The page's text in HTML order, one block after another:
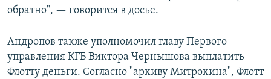
обратно", — говорится в досье.
Андропов также уполномочил главу Первого
управления КГБ Виктора Чернышова выплатить
Флотту деньги. Согласно "архиву Митрохина", Флотт